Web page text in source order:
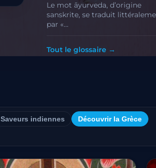
Le mot āyurveda, d’origine
sanskrite, se traduit
par «…
Tout le glossaire →
Saveurs indiennes
Découvrir la Grèce